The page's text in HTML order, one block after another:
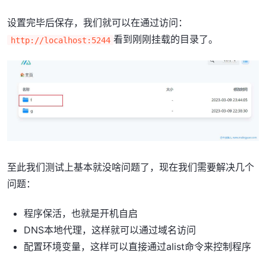
设置完毕后保存，我们就可以在通过访问：
http://localhost:5244 看到刚刚挂载的目录了。
至此我们测试上基本就没啥问题了，现在我们需要解决几个
问题：
程序保活，也就是开机自启
DNS本地代理，这样就可以通过域名访问
配置环境变量，这样可以直接通过alist命令来控制程序